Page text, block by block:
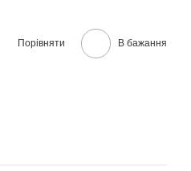
Порівняти В бажання